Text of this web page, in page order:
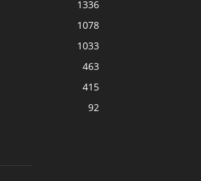
1336
1078
1033
463
415
92